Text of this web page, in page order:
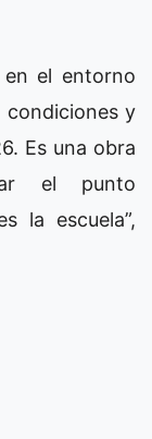
en el entorno
condiciones y
Es una obra
el punto
la escuela”,